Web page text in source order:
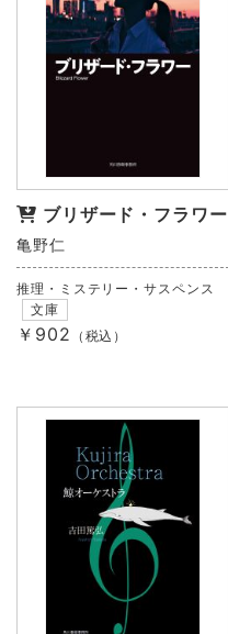
ブリザード・フラワー
亀野仁
推理・ミステリー・サスペンス
文庫
￥902 （税込）